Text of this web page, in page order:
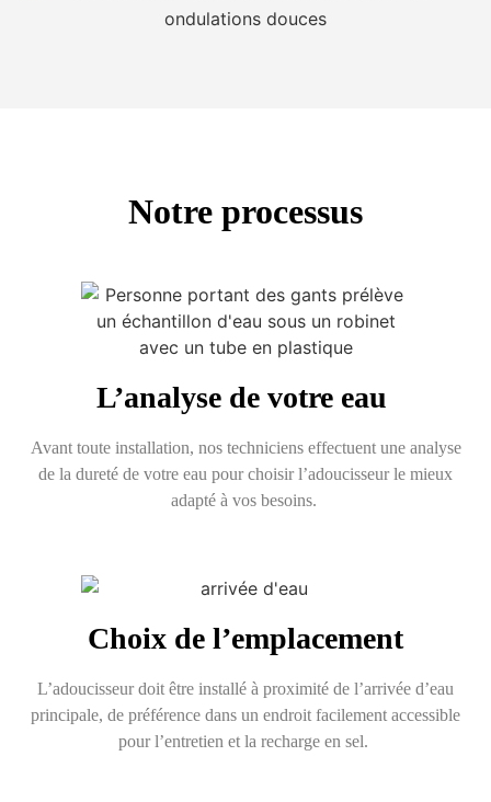
Notre processus
L’analyse de votre eau
Avant toute installation, nos techniciens effectuent une analyse
de la dureté de votre eau pour choisir l’adoucisseur le mieux
adapté à vos besoins.
Choix de l’emplacement
L’adoucisseur doit être installé à proximité de l’arrivée d’eau
principale, de préférence dans un endroit facilement accessible
pour l’entretien et la recharge en sel.